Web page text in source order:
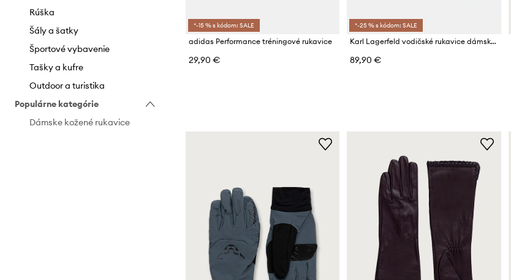
Svetre
Šaty
Teplákové súpravy
Topy a tričká
Rúška
Šály a šatky
Športové vybavenie
Tašky a kufre
Outdoor a turistika
Populárne kategórie
Dámske kožené rukavice
*-15 % s kódom: SALE
adidas Performance tréningové rukavice
29,90 €
*-25 % s kódom: SALE
Karl Lagerfeld vodičské rukavice dámske kožené K/SIGNATURE
89,90 €